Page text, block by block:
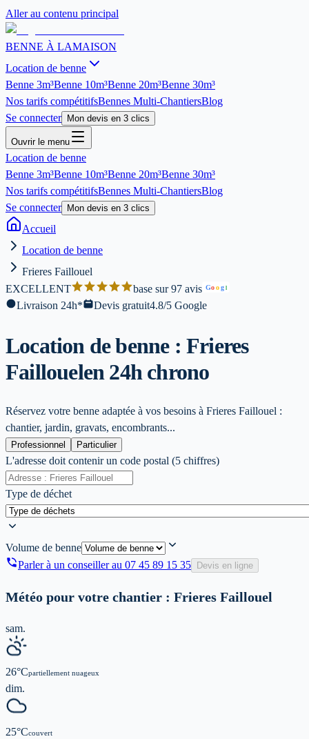
Aller au contenu principal
BENNE À LAMAISON
Location de benne
Benne 3m³Benne 10m³Benne 20m³Benne 30m³
Nos tarifs compétitifsBennes Multi-ChantiersBlog
Se connecter
Mon devis en 3 clics
Ouvrir le menu
Location de benne
Benne 3m³Benne 10m³Benne 20m³Benne 30m³
Nos tarifs compétitifsBennes Multi-ChantiersBlog
Se connecter
Mon devis en 3 clics
Accueil
Location de benne
Frieres Faillouel
EXCELLENT
base sur 97 avis Goog l
Livraison 24h* Devis gratuit4.8/5 Google
Location de benne : Frieres
Faillouelen 24h chrono
Réservez votre benne adaptée à vos besoins à Frieres Faillouel :
chantier, jardin, gravats, encombrants...
Professionnel Particulier
L'adresse doit contenir un code postal (5 chiffres)
Type de déchet
Volume de benne
Parler à un conseiller au 07 45 89 15 35 Devis en ligne
Météo pour votre chantier : Frieres Faillouel
sam.
26°Cpartiellement nuageux
dim.
25°Ccouvert